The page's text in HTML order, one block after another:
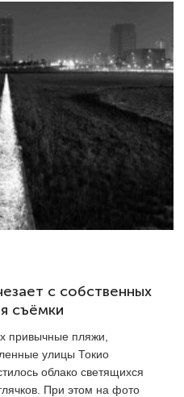
с собственных
съёмки
привычные пляжи,
улицы Токио
облако светящихся
При этом на фото